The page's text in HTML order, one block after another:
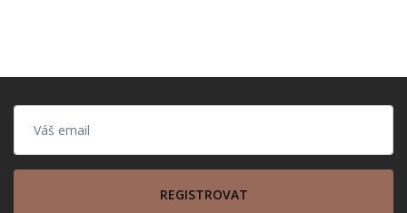
REGISTROVAT